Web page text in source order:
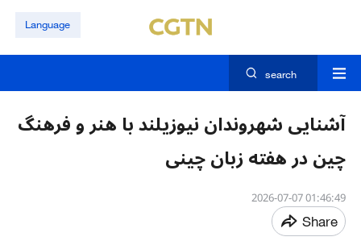
Language
search
آشنایی شهروندان نیوزیلند با هنر و فرهنگ
چین در هفته زبان چینی
01:46:49 2026-07-07
Share